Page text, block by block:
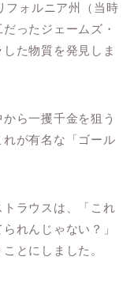
フォルニア州（当時
ったジェームズ・
た物質を発見しま
ら一攫千金を狙う
が有名な「ゴール
トラウスは、「これ
れんじゃない？」
とにしました。